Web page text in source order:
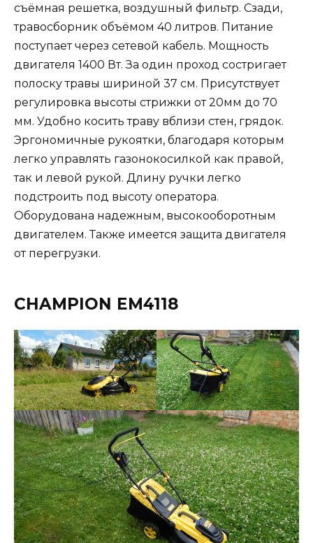
съёмная решетка, воздушный фильтр. Сзади,
травосборник объёмом 40 литров. Питание
поступает через сетевой кабель. Мощность
двигателя 1400 Вт. За один проход состригает
полоску травы шириной 37 см. Присутствует
регулировка высоты стрижки от 20мм до 70
мм. Удобно косить траву вблизи стен, грядок.
Эргономичные рукоятки, благодаря которым
легко управлять газонокосилкой как правой,
так и левой рукой. Длину ручки легко
подстроить под высоту оператора.
Оборудована надежным, высокооборотным
двигателем. Также имеется защита двигателя
от перегрузки.
CHAMPION EM4118